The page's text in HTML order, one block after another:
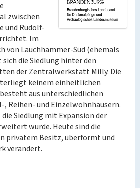
zwischen
und Rudolf-
Im
von Lauchhammer-Süd (ehemals
die Siedlung hinter den
der Zentralwerkstatt Milly. Die
keinem einheitlichen
aus unterschiedlichen
, Reihen- und Einzelwohnhäusern.
Siedlung mit Expansion der
wurde. Heute sind die
privatem Besitz, überformt und
verändert.